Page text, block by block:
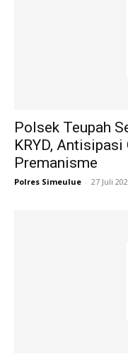
Polsek Teupah
KRYD,
Premanisme
Polres Simeulue - 27 Juli